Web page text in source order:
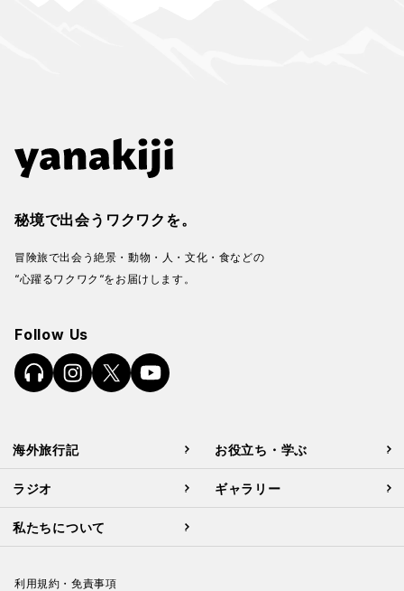
秘境で出会うワクワクを。
冒険旅で出会う絶景・動物・人・文化・食などの
“心躍るワクワク“をお届けします。
Follow Us
海外旅行記
お役立ち・学ぶ
ラジオ
ギャラリー
私たちについて
利用規約・免責事項